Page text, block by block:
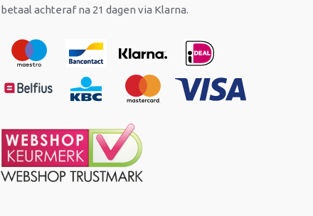
betaal achteraf na 21 dagen via Klarna.